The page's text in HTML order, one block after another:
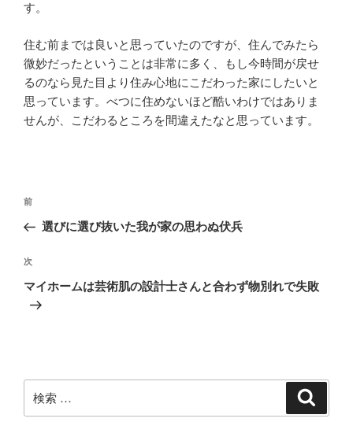
す。
住む前までは良いと思っていたのですが、住んでみたら
微妙だったということは非常に多く、もし今時間が戻せ
るのなら見た目より住み心地にこだわった家にしたいと
思っています。べつに住めないほど酷いわけではありま
せんが、こだわるところを間違えたなと思っています。
投
ビ
ゲ
ー
過
去
投
前
選びに選び抜いた我が家の思わぬ伏兵
次
の
投
次
マイホームは芸術肌の設計士さんと合わず物別れで失敗
索: